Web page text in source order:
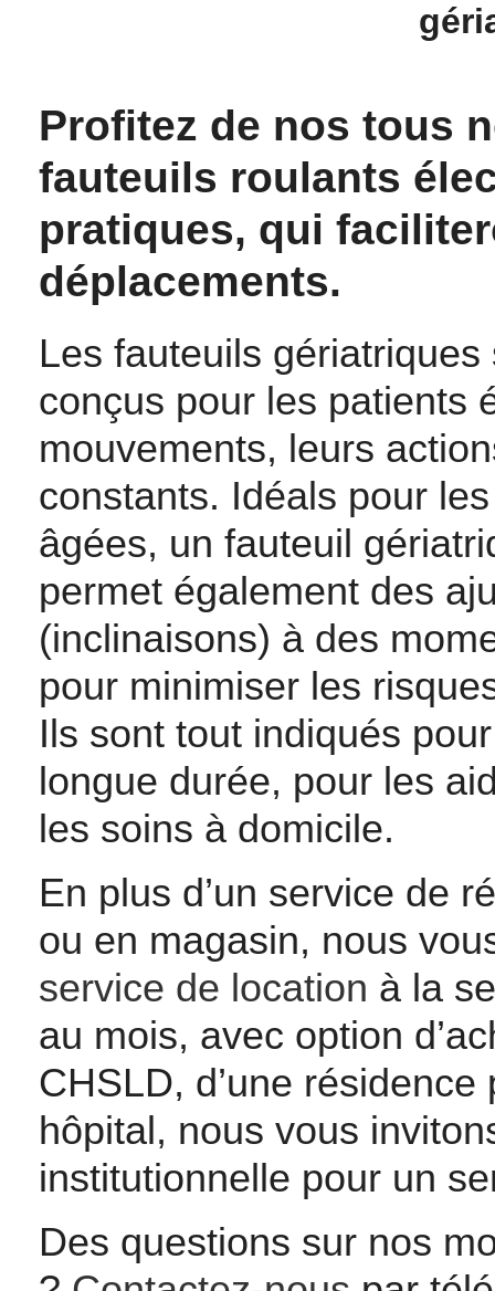
Profitez de nos tous
fauteuils roulants
pratiques, qui
déplacements.
Les fauteuils gériatriques
conçus pour les patients
mouvements, leurs
constants. Idéals pour
âgées, un fauteuil
permet également des
(inclinaisons) à des
pour minimiser les
Ils sont tout indiqués
longue durée, pour les
les soins à domicile.
En plus d’un service de
ou en magasin, nous
service de location à la
au mois, avec option
CHSLD, d’une
hôpital, nous vous
institutionnelle pour un
Des questions sur nos